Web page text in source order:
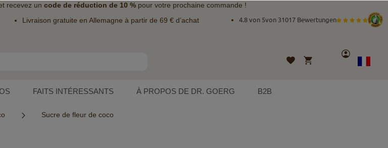
recevez un code de réduction de 10 % pour votre prochaine commande !
Livraison gratuite en Allemagne à partir de 69 € d’achat 4.8 von 5von 31017 Bewertungen
Liste
d’envies
Mon panier
Compte
Langue
FAITS INTÉRESSANTS À PROPOS DE DR. GOERG B2B
Sucre de fleur de coco